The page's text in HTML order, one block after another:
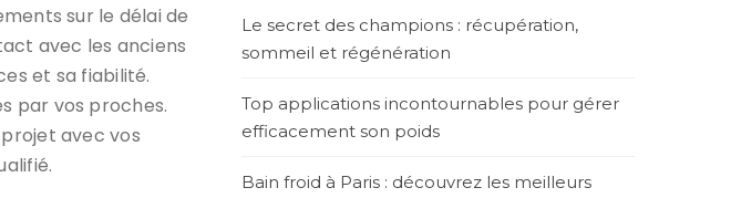
sur le délai de
avec les anciens
et sa fiabilité.
par vos proches.
avec vos
Le secret des champions : récupération,
sommeil et régénération
Top applications incontournables pour gérer
efficacement son poids
Bain froid à Paris : découvrez les meilleurs